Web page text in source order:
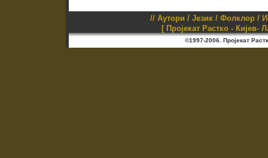
// Аутори / Језик / Фолклор /
[ Пројекат Растко - Кијев-
©1997-2006. Пројекат